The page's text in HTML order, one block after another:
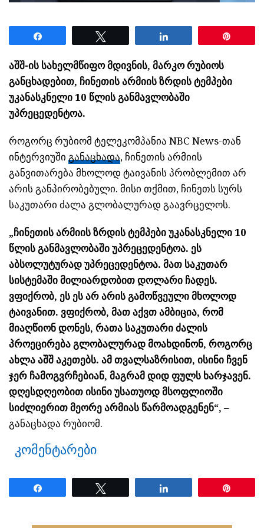
აშშ-ის სახელმწიფო მდივნის, მარკო რუბიოს
განცხადებით, ჩინეთის არმიის ზრდის ტემპები
უკანასკნელი 10 წლის განმავლობაში
უპრეცედენტოა.
როგორც რუბიომ ტელეკომპანია NBC News-თან
ინტერვიუში განაცხადა, ჩინეთის არმიის
განვითარება მხოლოდ ტაივანის პრობლემით არ
არის განპირობებული. მისი თქმით, ჩინეთს სურს
საკუთარი ძალა გლობალურად გაავრცელოს.
„ჩინეთის არმიის ზრდის ტემპები უკანასკნელი 10
წლის განმავლობაში უპრეცედენტოა. ეს
აბსოლუტურად უპრეცედენტოა. მათ საკუთარ
სისტემაში მილიარდობით დოლარი ჩადეს.
ვფიქრობ, ეს ეს არ არის გამოწვეული მხოლოდ
ტაივანით. ვფიქრობ, მათ აქვთ ამბიცია, რომ
მიაღწიონ დონეს, რათა საკუთარი ძალის
პროეცირება გლობალურად მოახდინონ, როგორც
ახლა აშშ აკეთებს. ამ თვალსაზრისით, ისინი ჩვენ
ჯერ ჩამოგვრჩებიან, მაგრამ დიდ ფულს ხარჯავენ.
დღესდღეობით ისინი უსათუოდ მსოფლიოში
სიძლიერით მეორე არმიას წარმოადგენენ“, –
განაცხადა რუბიომ.
კომენტარები